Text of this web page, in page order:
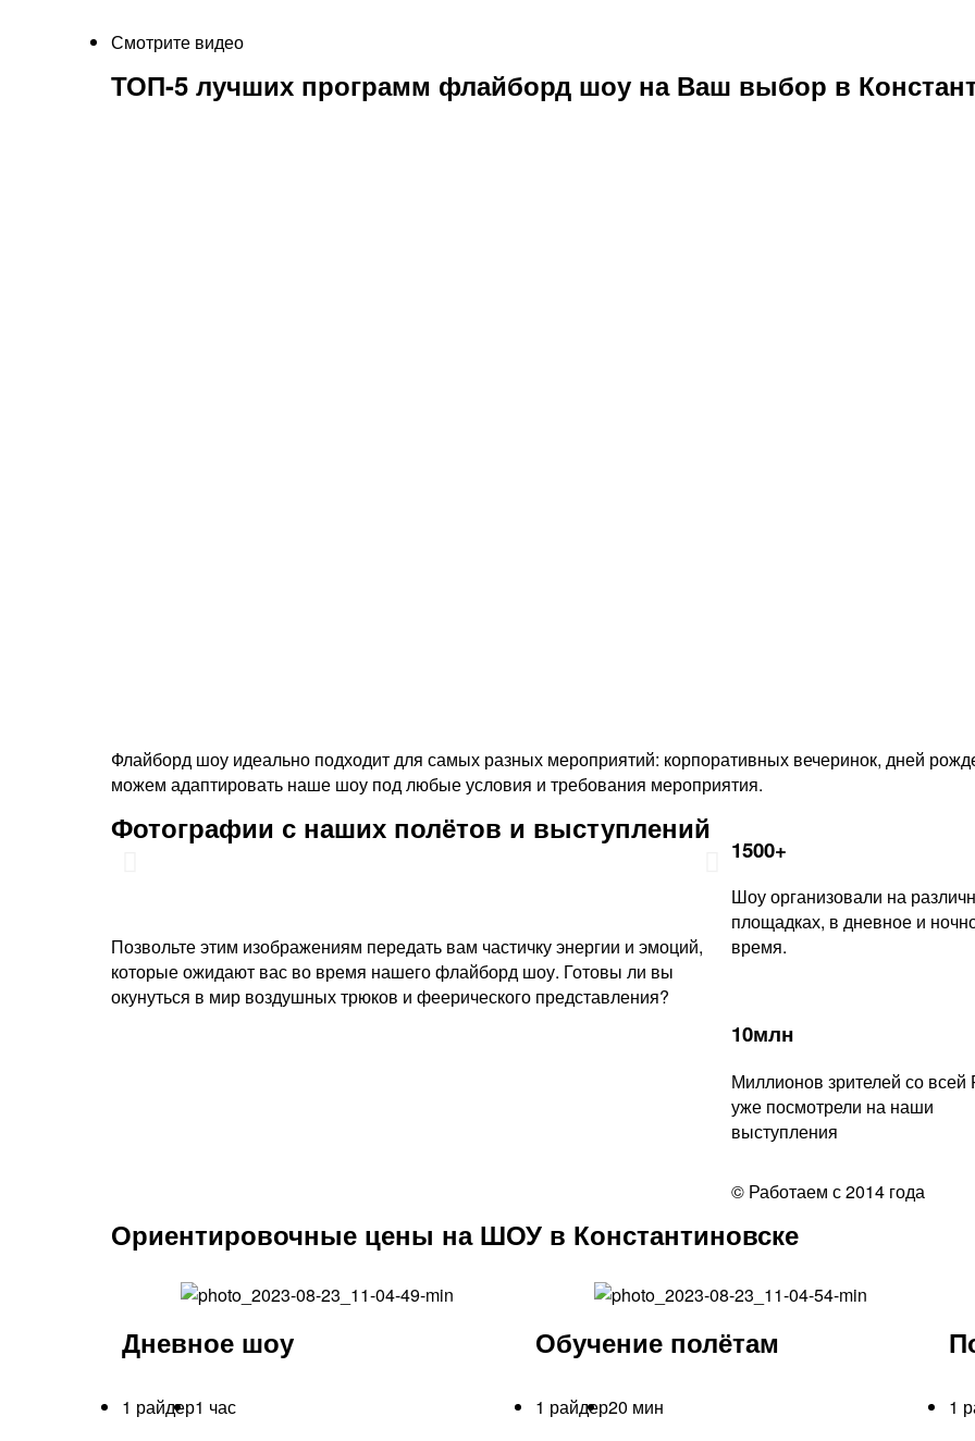
Смотрите видео
ТОП-5 лучших программ флайборд шоу на Ваш выбор в
Флайборд шоу идеально подходит для самых разных мероприятий: корпоративных вечеринок, дней
можем адаптировать наше шоу под любые условия и требования мероприятия.
Фотографии с наших полётов и выступлений
Позвольте этим изображениям передать вам частичку энергии и эмоций,
которые ожидают вас во время нашего флайборд шоу. Готовы ли вы
окунуться в мир воздушных трюков и феерического представления?
1500+
Шоу организовали на
площадках, в дневное и
время.
10млн
Миллионов зрителей со всей
уже посмотрели на наши
выступления
© Работаем с 2014 года
Ориентировочные цены на ШОУ в Константиновске
Дневное шоу
1 райдер1 час
Обучение полётам
1 райдер20 мин 1